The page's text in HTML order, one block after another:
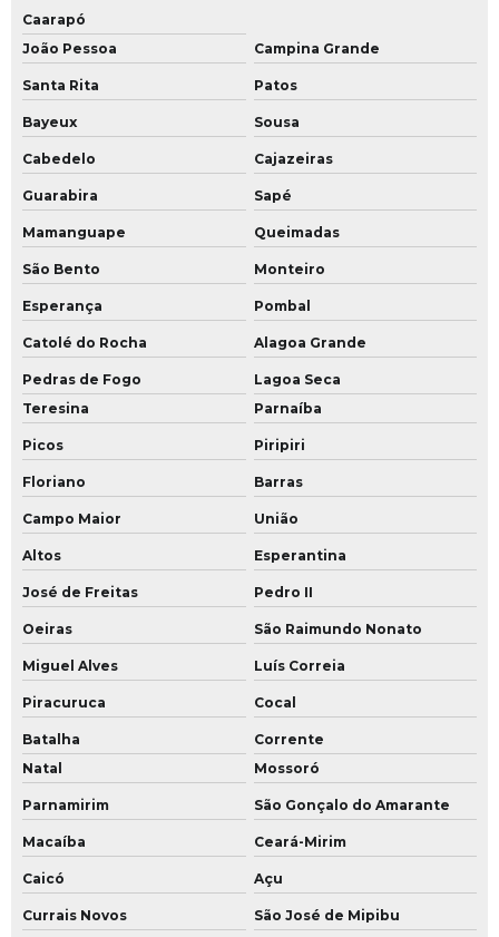
Caarapó
João Pessoa
Campina Grande
Santa Rita Patos
Bayeux Sousa
Cabedelo Cajazeiras
Guarabira Sapé
Mamanguape Queimadas
São Bento Monteiro
Esperança Pombal
Catolé do Rocha Alagoa Grande
Pedras de Fogo
Lagoa Seca
Teresina
Parnaíba
Picos Piripiri
Floriano Barras
Campo Maior União
Altos Esperantina
José de Freitas Pedro II
Oeiras São Raimundo Nonato
Miguel Alves Luís Correia
Piracuruca Cocal
Batalha
Corrente
Natal
Mossoró
Parnamirim São Gonçalo do Amarante
Macaíba Ceará-Mirim
Caicó Açu
Currais Novos São José de Mipibu